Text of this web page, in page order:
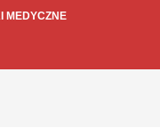
MEDYCZNE